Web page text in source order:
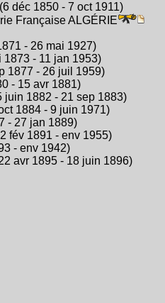
(6 déc 1850 - 7 oct 1911)
Française ALGÉRIE
- 26 mai 1927)
1873 - 11 jan 1953)
1877 - 26 juil 1959)
- 15 avr 1881)
juin 1882 - 21 sep 1883)
1884 - 9 juin 1971)
- 27 jan 1889)
fév 1891 - env 1955)
- env 1942)
avr 1895 - 18 juin 1896)